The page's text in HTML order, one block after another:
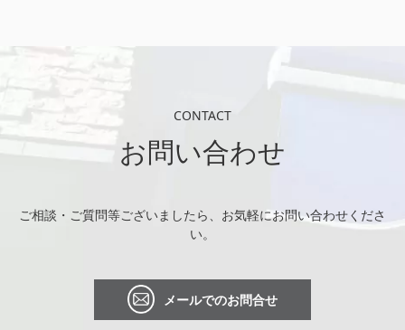
CONTACT
お問い合わせ
ご相談・ご質問等ございましたら、お気軽にお問い合わせくださ
い。
メールでのお問合せ